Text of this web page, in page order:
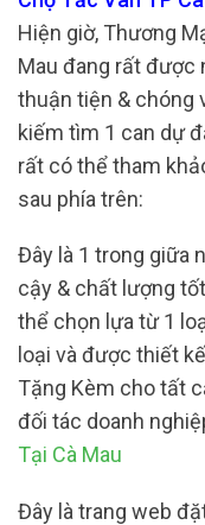
Hiện giờ, Thương
Mau đang rất được
thuận tiện & chóng
kiếm tìm 1 can dự
rất có thể tham
sau phía trên:
Đây là 1 trong giữa
cậy & chất lượng
thể chọn lựa từ 1
loại và được thiết
Tặng Kèm cho tất
đối tác doanh
Tại Cà Mau
Đây là trang web